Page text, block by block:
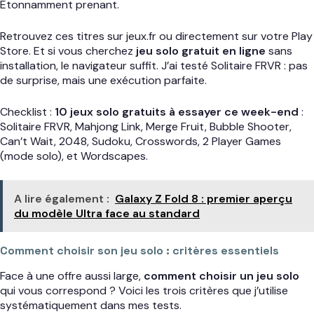
Étonnamment prenant.
Retrouvez ces titres sur jeux.fr ou directement sur votre Play
Store. Et si vous cherchez jeu solo gratuit en ligne sans
installation, le navigateur suffit. J’ai testé Solitaire FRVR : pas
de surprise, mais une exécution parfaite.
Checklist : 10 jeux solo gratuits à essayer ce week-end :
Solitaire FRVR, Mahjong Link, Merge Fruit, Bubble Shooter,
Can’t Wait, 2048, Sudoku, Crosswords, 2 Player Games
(mode solo), et Wordscapes.
A lire également : Galaxy Z Fold 8 : premier aperçu
du modèle Ultra face au standard
Comment choisir son jeu solo : critères essentiels
Face à une offre aussi large, comment choisir un jeu solo
qui vous correspond ? Voici les trois critères que j’utilise
systématiquement dans mes tests.